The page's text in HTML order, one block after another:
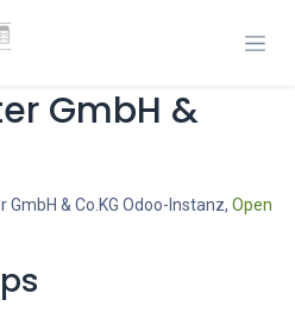
GmbH &
& Co.KG Odoo-Instanz, Open